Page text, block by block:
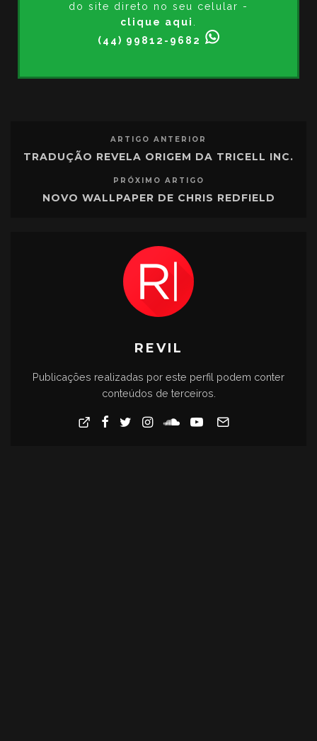
do site direto no seu celular -
clique aqui
(44) 99812-9682
ARTIGO ANTERIOR
TRADUÇÃO REVELA ORIGEM DA TRICELL INC.
PRÓXIMO ARTIGO
NOVO WALLPAPER DE CHRIS REDFIELD
REVIL
Publicações realizadas por este perfil podem conter
conteúdos de terceiros.